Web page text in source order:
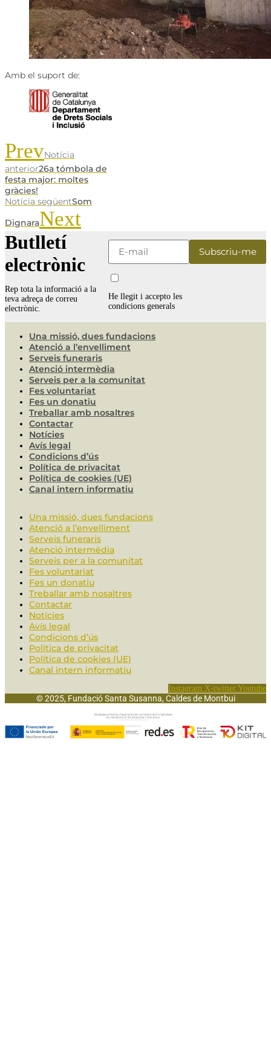
Amb el suport de:
PrevNotícia
anterior26a tómbola de
festa major: moltes
gràcies!
Notícia següentSom
DignaraNext
Butlletí
electrònic
Rep tota la informació a la
teva adreça de correu
electrònic.
He llegit i accepto les
condicions generals
Una missió, dues fundacions
Atenció a l’envelliment
Serveis funeraris
Atenció intermèdia
Serveis per a la comunitat
Fes voluntariat
Fes un donatiu
Treballar amb nosaltres
Contactar
Notícies
Avís legal
Condicions d’ús
Política de privacitat
Política de cookies (UE)
Canal intern informatiu
Una missió, dues fundacions
Atenció a l’envelliment
Serveis funeraris
Atenció intermèdia
Serveis per a la comunitat
Fes voluntariat
Fes un donatiu
Treballar amb nosaltres
Contactar
Notícies
Avís legal
Condicions d’ús
Política de privacitat
Política de cookies (UE)
Canal intern informatiu
Instagram X-twitter Youtube
© 2025, Fundació Santa Susanna, Caldes de Montbui